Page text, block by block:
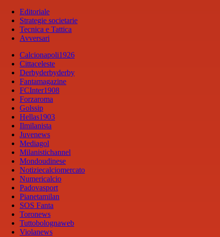
Editoriale
Strategie societarie
Tecnica e Tattica
Avversari
Calcionapoli1926
Cittaceleste
Derbyderbyderby
Fantamagazine
FCInter1908
Forzaroma
Golssip
Hellas1903
Ilmilanista
Juvenews
Mediagol
Milanistichannel
Mondoudinese
Notiziecalciomercato
Numericalcio
Padovasport
Pianetamilan
SOS Fanta
Toronews
Tuttobolognaweb
Violanews